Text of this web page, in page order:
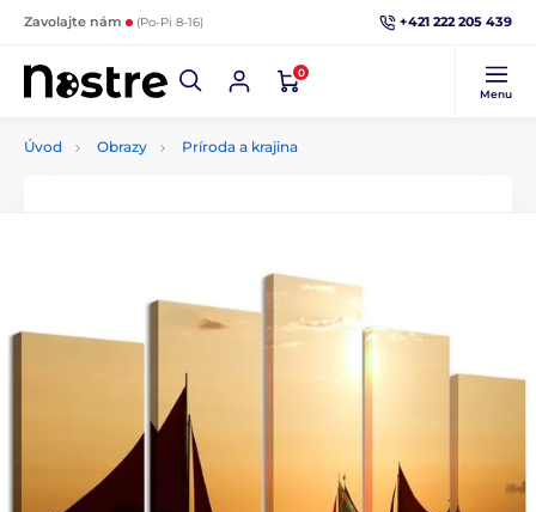
Zavolajte nám (Po-Pi 8-16) +421 222 205 439
0
Menu
Úvod Obrazy Príroda a krajina